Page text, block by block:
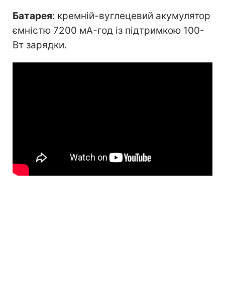
Батарея: кремній-вуглецевий акумулятор
ємністю 7200 мА-год із підтримкою 100-
Вт зарядки.